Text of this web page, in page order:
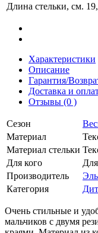
Длина стельки, см.
Характеристики
Описание
Гарантия/
Доставка и
Отзывы (0 )
Сезон
Материал
Материал стельки
Для кого
Производитель
Категория
Очень стильные и
мальчиков с двумя